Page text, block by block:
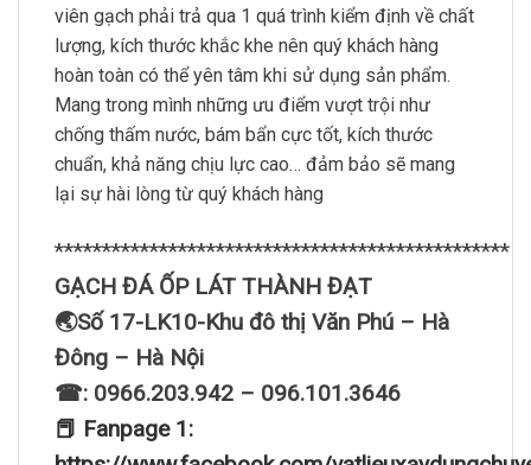
viên gạch phải trả qua 1 quá trình kiểm định về chất
lượng, kích thước khắc khe nên quý khách hàng
hoàn toàn có thể yên tâm khi sử dụng sản phẩm.
Mang trong mình những ưu điểm vượt trội như
chống thấm nước, bám bẩn cực tốt, kích thước
chuẩn, khả năng chịu lực cao… đảm bảo sẽ mang
lại sự hài lòng từ quý khách hàng
************************************************
GẠCH ĐÁ ỐP LÁT THÀNH ĐẠT
🌏Số 17-LK10-Khu đô thị Văn Phú – Hà
Đông – Hà Nội
☎: 0966.203.942 – 096.101.3646
📕 Fanpage 1: